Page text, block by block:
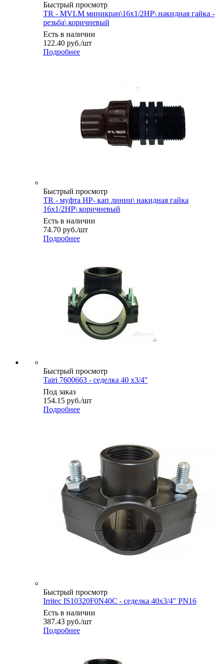
Быстрый просмотр
TR - MVLM миникран\16х1/2НР\ накидная гайка -
резьба\ коричневый
Есть в наличии
122.40 руб./шт
Подробнее
Быстрый просмотр
TR - муфта НР- кап линии\ накидная гайка
16x1/2НР\ коричневый
Есть в наличии
74.70 руб./шт
Подробнее
Быстрый просмотр
Tairi 7600663 - седелка 40 х3/4"
Под заказ
154.15 руб./шт
Подробнее
Быстрый просмотр
Irritec IS10320F0N40C - седелка 40х3/4" PN16
Есть в наличии
387.43 руб./шт
Подробнее